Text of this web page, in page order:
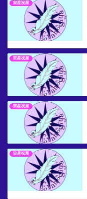
宙星祝屋
宙星祝屋
宙星祝屋
宙星祝屋